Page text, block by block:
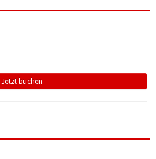
Jetzt buchen